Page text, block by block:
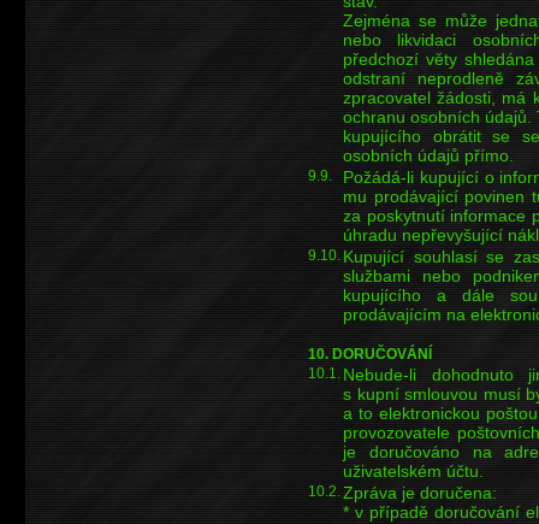
Zejména se může
nebo likvidaci
předchozí věty
odstraní neprodleně
zpracovatel žádosti, má
ochranu osobních
kupujícího obrátit se
osobních údajů přímo.
9.9.
Požádá-li kupující o
mu prodávající povinen
za poskytnutí informace
úhradu nepřevyšující
9.10. Kupující souhlasí se
službami nebo
kupujícího a dále
prodávajícím na
10. DORUČOVÁNÍ
10.1. Nebude-li dohodnuto
s kupní smlouvou musí
a to elektronickou
provozovatele
je doručováno na
uživatelském účtu.
10.2.Zpráva je doručena:
* v případě doručování